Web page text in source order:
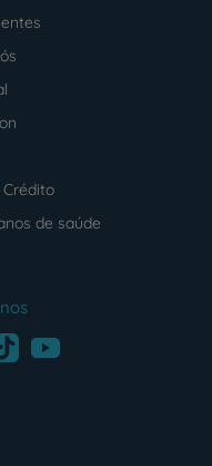
de saúde
Youtube